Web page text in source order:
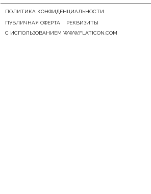
РЕКВИЗИТЫ
ПОЛИТИКА КОНФИДЕНЦИАЛЬНОСТИ
ПУБЛИЧНАЯ ОФЕРТА
С ИСПОЛЬЗОВАНИЕМ WWW.FLATICON.COM